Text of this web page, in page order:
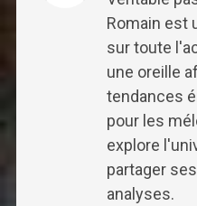
Romain est
sur toute
une oreille
tendances
pour les
explore
partager
analyses.